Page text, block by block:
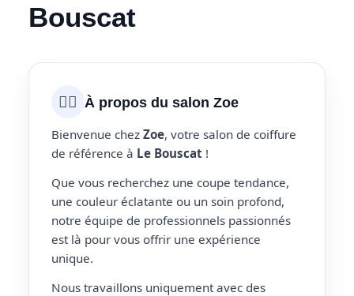
Bouscat
💇‍♀️ À propos du salon Zoe
Bienvenue chez Zoe, votre salon de coiffure
de référence à Le Bouscat !
Que vous recherchez une coupe tendance,
une couleur éclatante ou un soin profond,
notre équipe de professionnels passionnés
est là pour vous offrir une expérience
unique.
Nous travaillons uniquement avec des